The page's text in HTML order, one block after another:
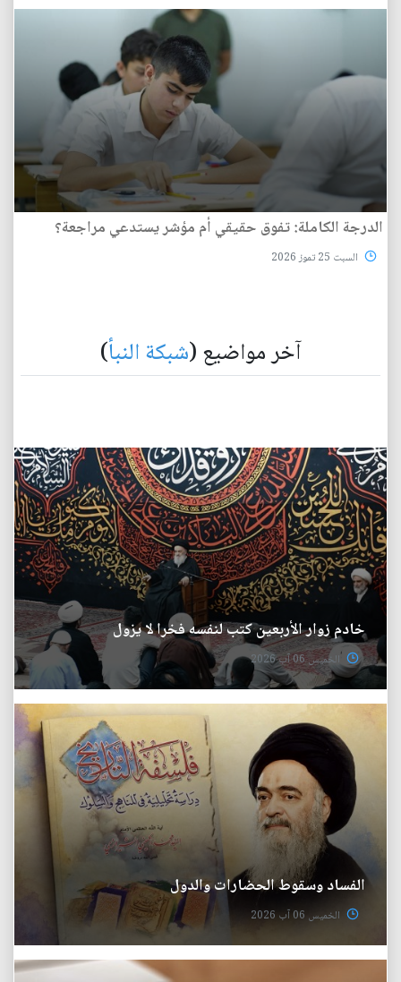
الدرجة الكاملة: تفوق حقيقي أم مؤشر يستدعي مراجعة؟
السبت 25 تموز 2026
آخر مواضيع (شبكة النبأ)
خادم زوار الأربعين كتب لنفسه فخرا لا يزول
الخميس 06 آب 2026
الفساد وسقوط الحضارات والدول
الخميس 06 آب 2026